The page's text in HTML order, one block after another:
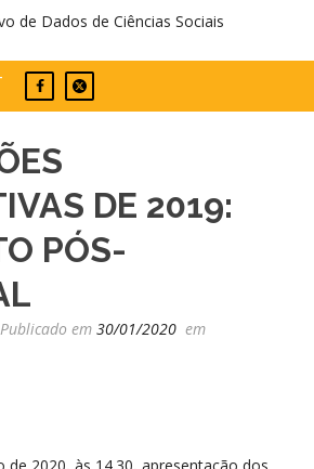
DE 2019:
PÓS-
Publicado em 30/01/2020 em